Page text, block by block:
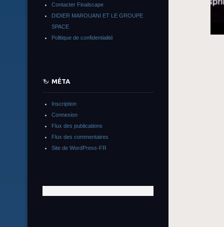
Contacter Finalscape
DIDIER MAROUANI ET LE GROUPE
SPACE
Politique de confidentialité
MÉTA
Inscription
Connexion
Flux des publications
Flux des commentaires
Site de WordPress-FR